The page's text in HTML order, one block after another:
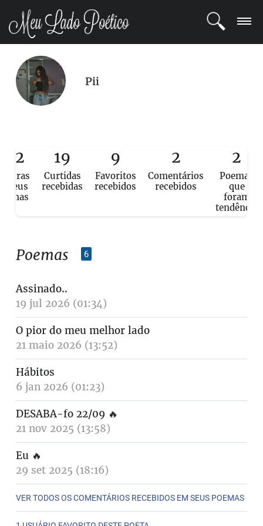
LOGIN
REGISTRO
COMUNIDADE
Pii
seus
19
Curtidas
recebidas
9
Favoritos
recebidos
2
Comentários
recebidos
2
Poemas
que
foram
tendência
Poemas 6
Assinado..
19 jul 2026 (01:34)
O pior do meu melhor lado
21 maio 2026 (13:52)
Hábitos
6 jan 2026 (01:23)
DESABA-fo 22/09 🔥
21 nov 2025 (13:58)
Eu 🔥
29 set 2025 (18:16)
VER TODOS OS COMENTÁRIOS RECEBIDOS EM SEUS POEMAS